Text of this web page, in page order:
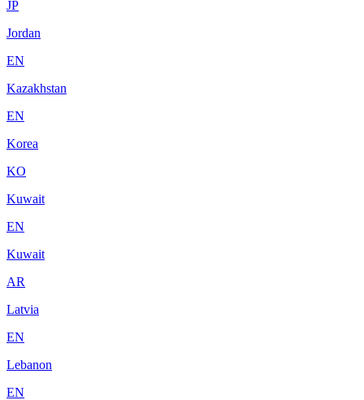
JP
Jordan
EN
Kazakhstan
EN
Korea
KO
Kuwait
EN
Kuwait
AR
Latvia
EN
Lebanon
EN